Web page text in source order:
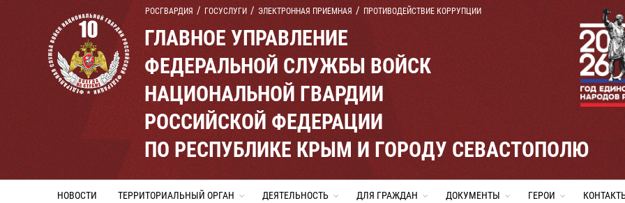
РОСГВАРДИЯ ГОСУСЛУГИ ЭЛЕКТРОННАЯ ПРИЕМНАЯ ПРОТИВОДЕЙСТВИЕ КОРРУПЦИИ
ГЛАВНОЕ УПРАВЛЕНИЕ
ФЕДЕРАЛЬНОЙ СЛУЖБЫ ВОЙСК
НАЦИОНАЛЬНОЙ ГВАРДИИ
РОССИЙСКОЙ ФЕДЕРАЦИИ
ПО РЕСПУБЛИКЕ КРЫМ И ГОРОДУ СЕВАСТОПОЛЮ
НОВОСТИ ТЕРРИТОРИАЛЬНЫЙ ОРГАН ДЕЯТЕЛЬНОСТЬ ДЛЯ ГРАЖДАН ДОКУМЕНТЫ ГЕРОИ